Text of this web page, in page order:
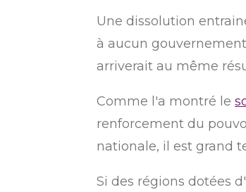
Une dissolution
à aucun
arriverait au même
Comme l'a montré le
renforcement du
nationale, il est grand
Si des régions dotées